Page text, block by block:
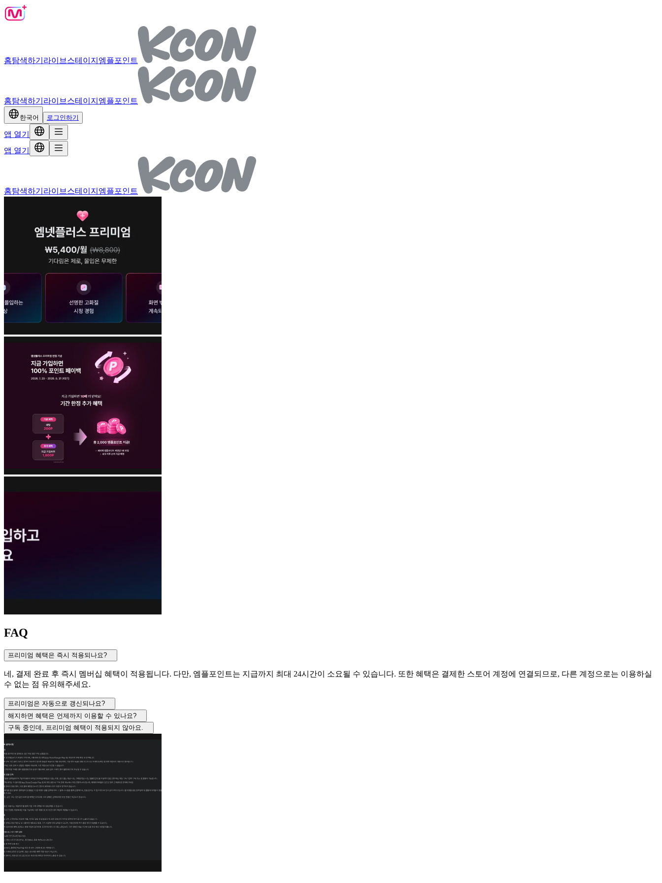
홈탐색하기 라이브 스테이지 엠플포인트
홈탐색하기 라이브 스테이지 엠플포인트
한국어 로그인하기
앱 열기
앱 열기
홈탐색하기 라이브 스테이지 엠플포인트
FAQ
프리미엄 혜택은 즉시 적용되나요?
네, 결제 완료 후 즉시 멤버십 혜택이 적용됩니다. 다만, 엠플포인트는 지급까지 최대 24시간이 소요될 수 있습니다. 또한 혜택은 결제한 스토어 계정에 연결되므로, 다른 계정으로는 이용하실
수 없는 점 유의해주세요.
프리미엄은 자동으로 갱신되나요?
해지하면 혜택은 언제까지 이용할 수 있나요?
구독 중인데, 프리미엄 혜택이 적용되지 않아요.